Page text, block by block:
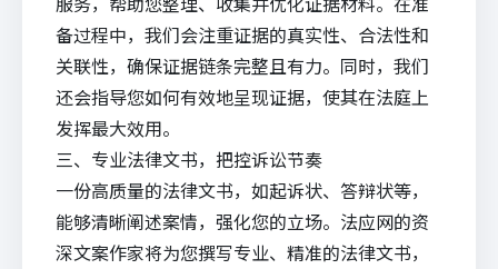
备过程中，我们会注重证据的真实性、合法性和
关联性，确保证据链条完整且有力。同时，我们
还会指导您如何有效地呈现证据，使其在法庭上
发挥最大效用。
三、专业法律文书，把控诉讼节奏
一份高质量的法律文书，如起诉状、答辩状等，
能够清晰阐述案情，强化您的立场。法应网的资
深文案作家将为您撰写专业、精准的法律文书，